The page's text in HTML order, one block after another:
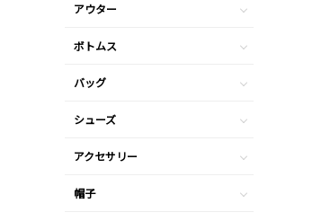
アウター
ボトムス
バッグ
シューズ
アクセサリー
帽子